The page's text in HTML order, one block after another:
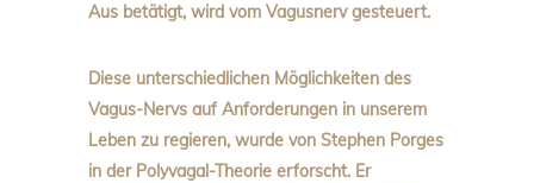
Aus betätigt, wird vom Vagusnervgesteuert.
Diese unterschiedlichen Möglichkeiten des
Vagus-Nervs auf Anforderungen in unserem
Leben zu regieren, wurde von Stephen Porges
in der Polyvagal-Theorie erforscht. Er